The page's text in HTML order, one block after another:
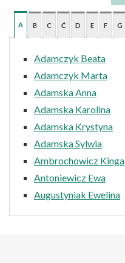
A B C Ć D E F G
Adamczyk Beata
Adamczyk Marta
Adamska Anna
Adamska Karolina
Adamska Krystyna
Adamska Sylwia
Ambrochowicz Kinga
Antoniewicz Ewa
Augustyniak Ewelina